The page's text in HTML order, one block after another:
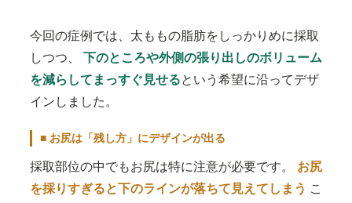
今回の症例では、太ももの脂肪をしっかりめに採取
しつつ、 下のところや外側の張り出しのボリューム
を減らしてまっすぐ見せるという希望に沿ってデザ
インしました。
■ お尻は「残し方」にデザインが出る
採取部位の中でもお尻は特に注意が必要です。 お尻
を採りすぎると下のラインが落ちて見えてしまう こ